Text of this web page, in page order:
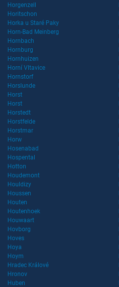
Horgenzell
Horitschon
Horka u Staré Paky
Horn-Bad Meinberg
Hornbach
Hornburg
Hornhuizen
Horní Vltavice
Hornstorf
Horslunde
Horst
Horst
Horstedt
Horstfelde
Horstmar
Horw
Hosenabad
Hospental
Hotton
Houdemont
Houldizy
Houssen
Houten
Houtenhoek
Houwaart
Hovborg
Hoves
Hoya
Hoym
Hradec Králové
Hronov
Huben